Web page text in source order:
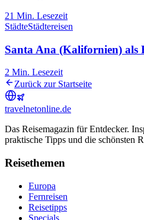
21 Min. Lesezeit
StädteStädtereisen
Santa Ana (Kalifornien) als
2 Min. Lesezeit
Zurück zur Startseite
travelnetonline.de
Das Reisemagazin für Entdecker.
praktische Tipps und die schönsten
Reisethemen
Europa
Fernreisen
Reisetipps
Specials